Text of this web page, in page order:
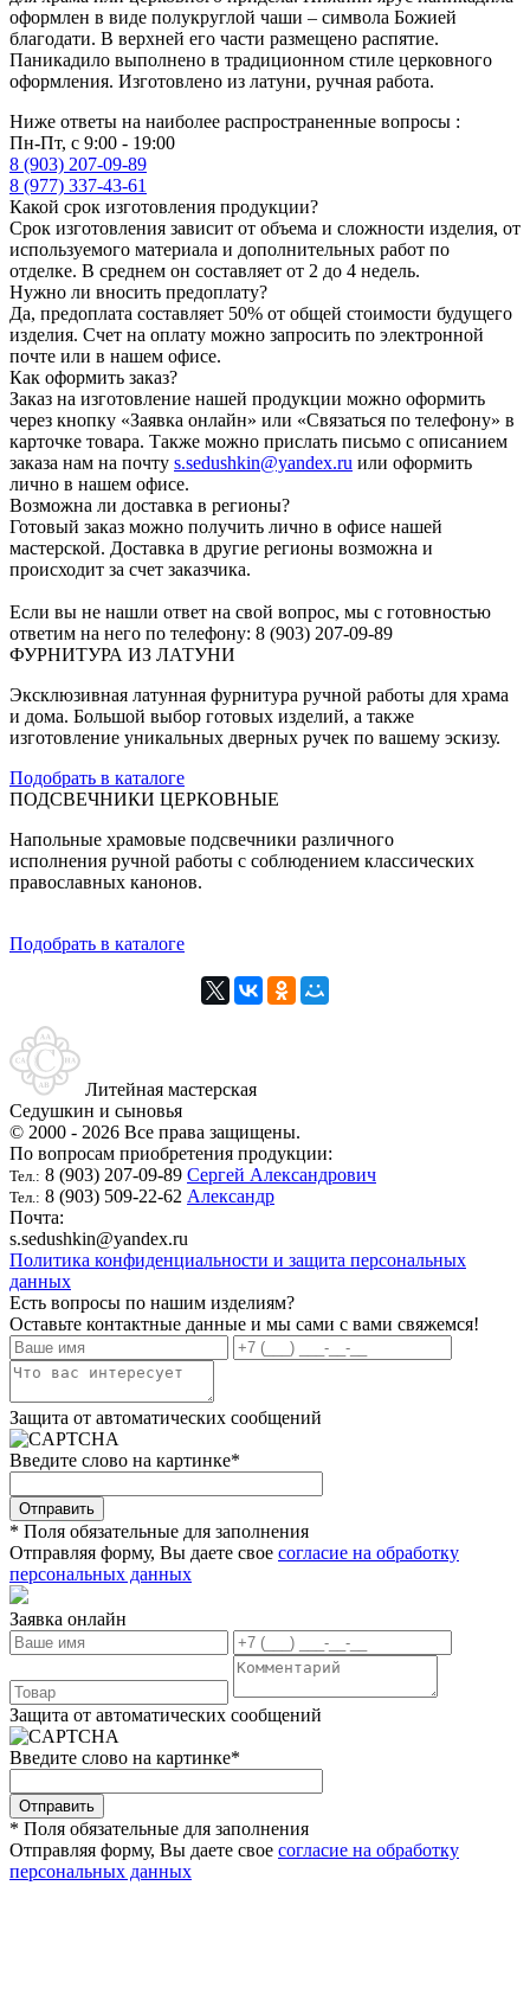
оформлен в виде полукруглой чаши – символа Божией
благодати. В верхней его части размещено распятие.
Паникадило выполнено в традиционном стиле церковного
оформления. Изготовлено из латуни, ручная работа.
Ниже ответы на наиболее распространенные вопросы :
Пн-Пт, с 9:00 - 19:00
8 (903) 207-09-89
8 (977) 337-43-61
Какой срок изготовления продукции?
Срок изготовления зависит от объема и сложности изделия, от
используемого материала и дополнительных работ по
отделке. В среднем он составляет от 2 до 4 недель.
Нужно ли вносить предоплату?
Да, предоплата составляет 50% от общей стоимости будущего
изделия. Счет на оплату можно запросить по электронной
почте или в нашем офисе.
Как оформить заказ?
Заказ на изготовление нашей продукции можно оформить
через кнопку «Заявка онлайн» или «Связаться по телефону» в
карточке товара. Также можно прислать письмо с описанием
заказа нам на почту s.sedushkin@yandex.ru или оформить
лично в нашем офисе.
Возможна ли доставка в регионы?
Готовый заказ можно получить лично в офисе нашей
мастерской. Доставка в другие регионы возможна и
происходит за счет заказчика.
Если вы не нашли ответ на свой вопрос, мы с готовностью
ответим на него по телефону: 8 (903) 207-09-89
ФУРНИТУРА ИЗ ЛАТУНИ
Эксклюзивная латунная фурнитура ручной работы для храма
и дома. Большой выбор готовых изделий, а также
изготовление уникальных дверных ручек по вашему эскизу.
Подобрать в каталоге
ПОДСВЕЧНИКИ ЦЕРКОВНЫЕ
Напольные храмовые подсвечники различного
исполнения ручной работы с соблюдением классических
православных канонов.
Подобрать в каталоге
Литейная мастерская
Седушкин и сыновья
© 2000 - 2026 Все права защищены.
По вопросам приобретения продукции:
Тел.: 8 (903) 207-09-89 Сергей Александрович
Тел.: 8 (903) 509-22-62 Александр
Почта:
s.sedushkin@yandex.ru
Политика конфиденциальности и защита персональных
данных
Есть вопросы по нашим изделиям?
Оставьте контактные данные и мы сами с вами свяжемся!
Защита от автоматических сообщений
Введите слово на картинке*
* Поля обязательные для заполнения
Отправляя форму, Вы даете свое согласие на обработку
персональных данных
Заявка онлайн
Защита от автоматических сообщений
Введите слово на картинке*
* Поля обязательные для заполнения
Отправляя форму, Вы даете свое согласие на обработку
персональных данных